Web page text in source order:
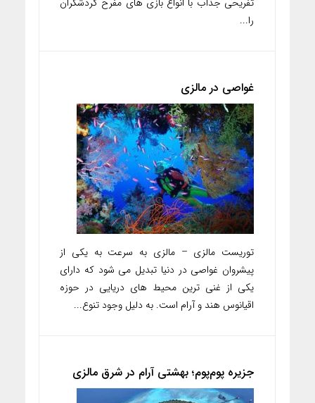
را...
غواصی در مالزی
توریست مالزی – مالزی به سرعت به یکی از
پیشروان غواصی در دنیا تبدیل می شود که دارای
یکی از غنی ترین محیط های دریایی در حوزه
اقیانوس هند و آرام است. به دلیل وجود تنوع...
جزیره پوم‌پوم؛ بهشتی آرام در شرق مالزی